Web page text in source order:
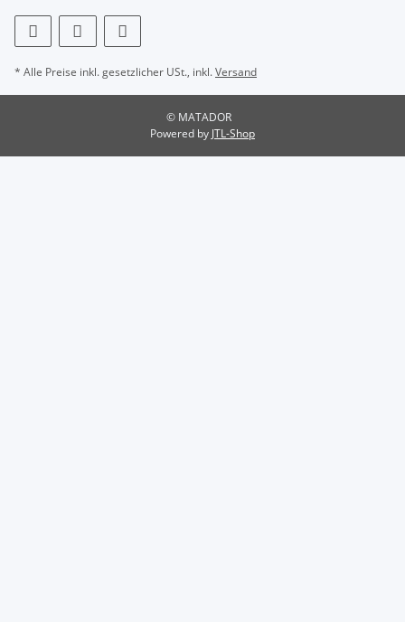
* Alle Preise inkl. gesetzlicher USt., inkl.Versand
© MATADOR
Powered by JTL-Shop